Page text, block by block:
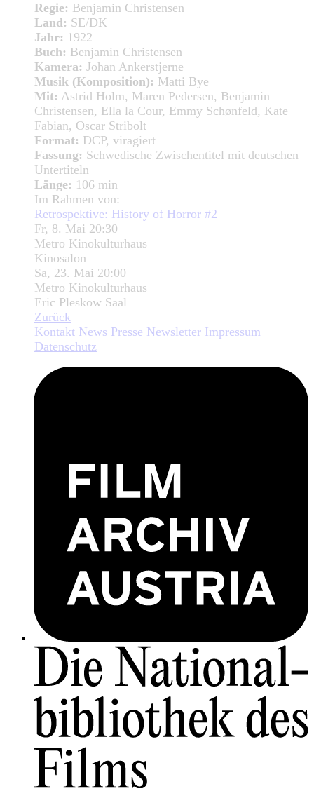
Regie: Benjamin Christensen
Land: SE/DK
Jahr: 1922
Buch: Benjamin Christensen
Kamera: Johan Ankerstjerne
Musik (Komposition): Matti Bye
Mit: Astrid Holm, Maren Pedersen, Benjamin
Christensen, Ella la Cour, Emmy Schønfeld, Kate
Fabian, Oscar Stribolt
Format: DCP, viragiert
Fassung: Schwedische Zwischentitel mit deutschen
Untertiteln
Länge: 106 min
Im Rahmen von:
Retrospektive: History of Horror #2
Fr, 8. Mai 20:30
Metro Kinokulturhaus
Kinosalon
Sa, 23. Mai 20:00
Metro Kinokulturhaus
Eric Pleskow Saal
Zurück
Kontakt News Presse Newsletter Impressum
Datenschutz